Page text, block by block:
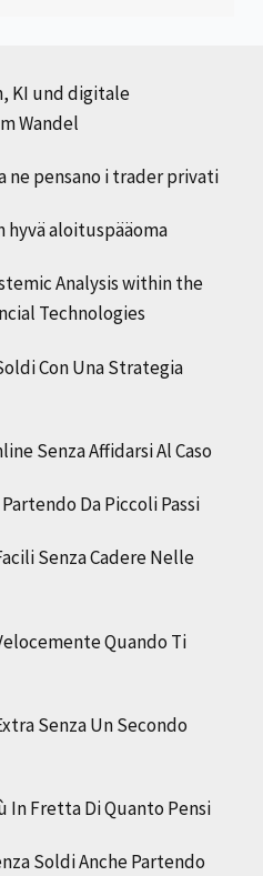
KI und digitale
Wandel
ne pensano i trader privati
hyvä aloituspääoma
Analysis within the
Technologies
Con Una Strategia
Senza Affidarsi Al Caso
Da Piccoli Passi
Senza Cadere Nelle
Quando Ti
Senza Un Secondo
In Fretta Di Quanto Pensi
Soldi Anche Partendo